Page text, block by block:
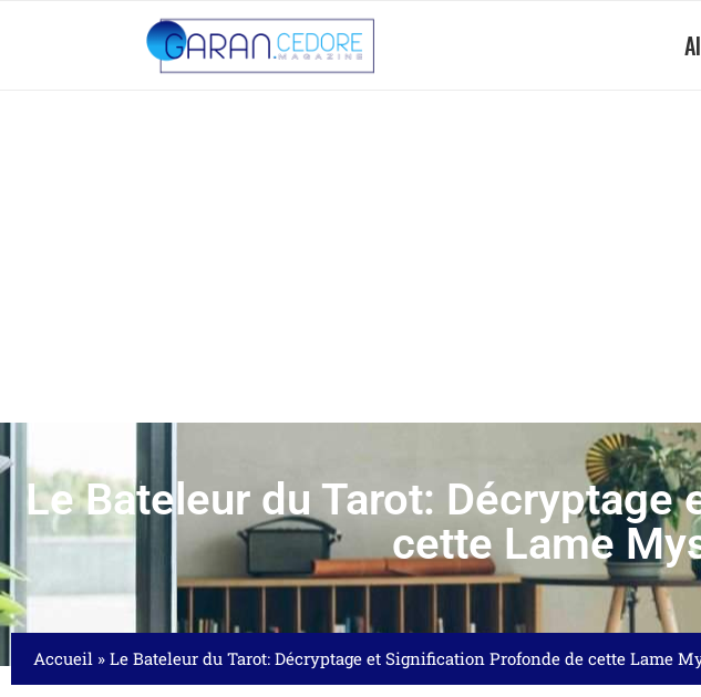
Le Bateleur du Tarot:
cette Lame
Accueil » Le Bateleur du Tarot: Décryptage et Signification Profonde de cette Lame